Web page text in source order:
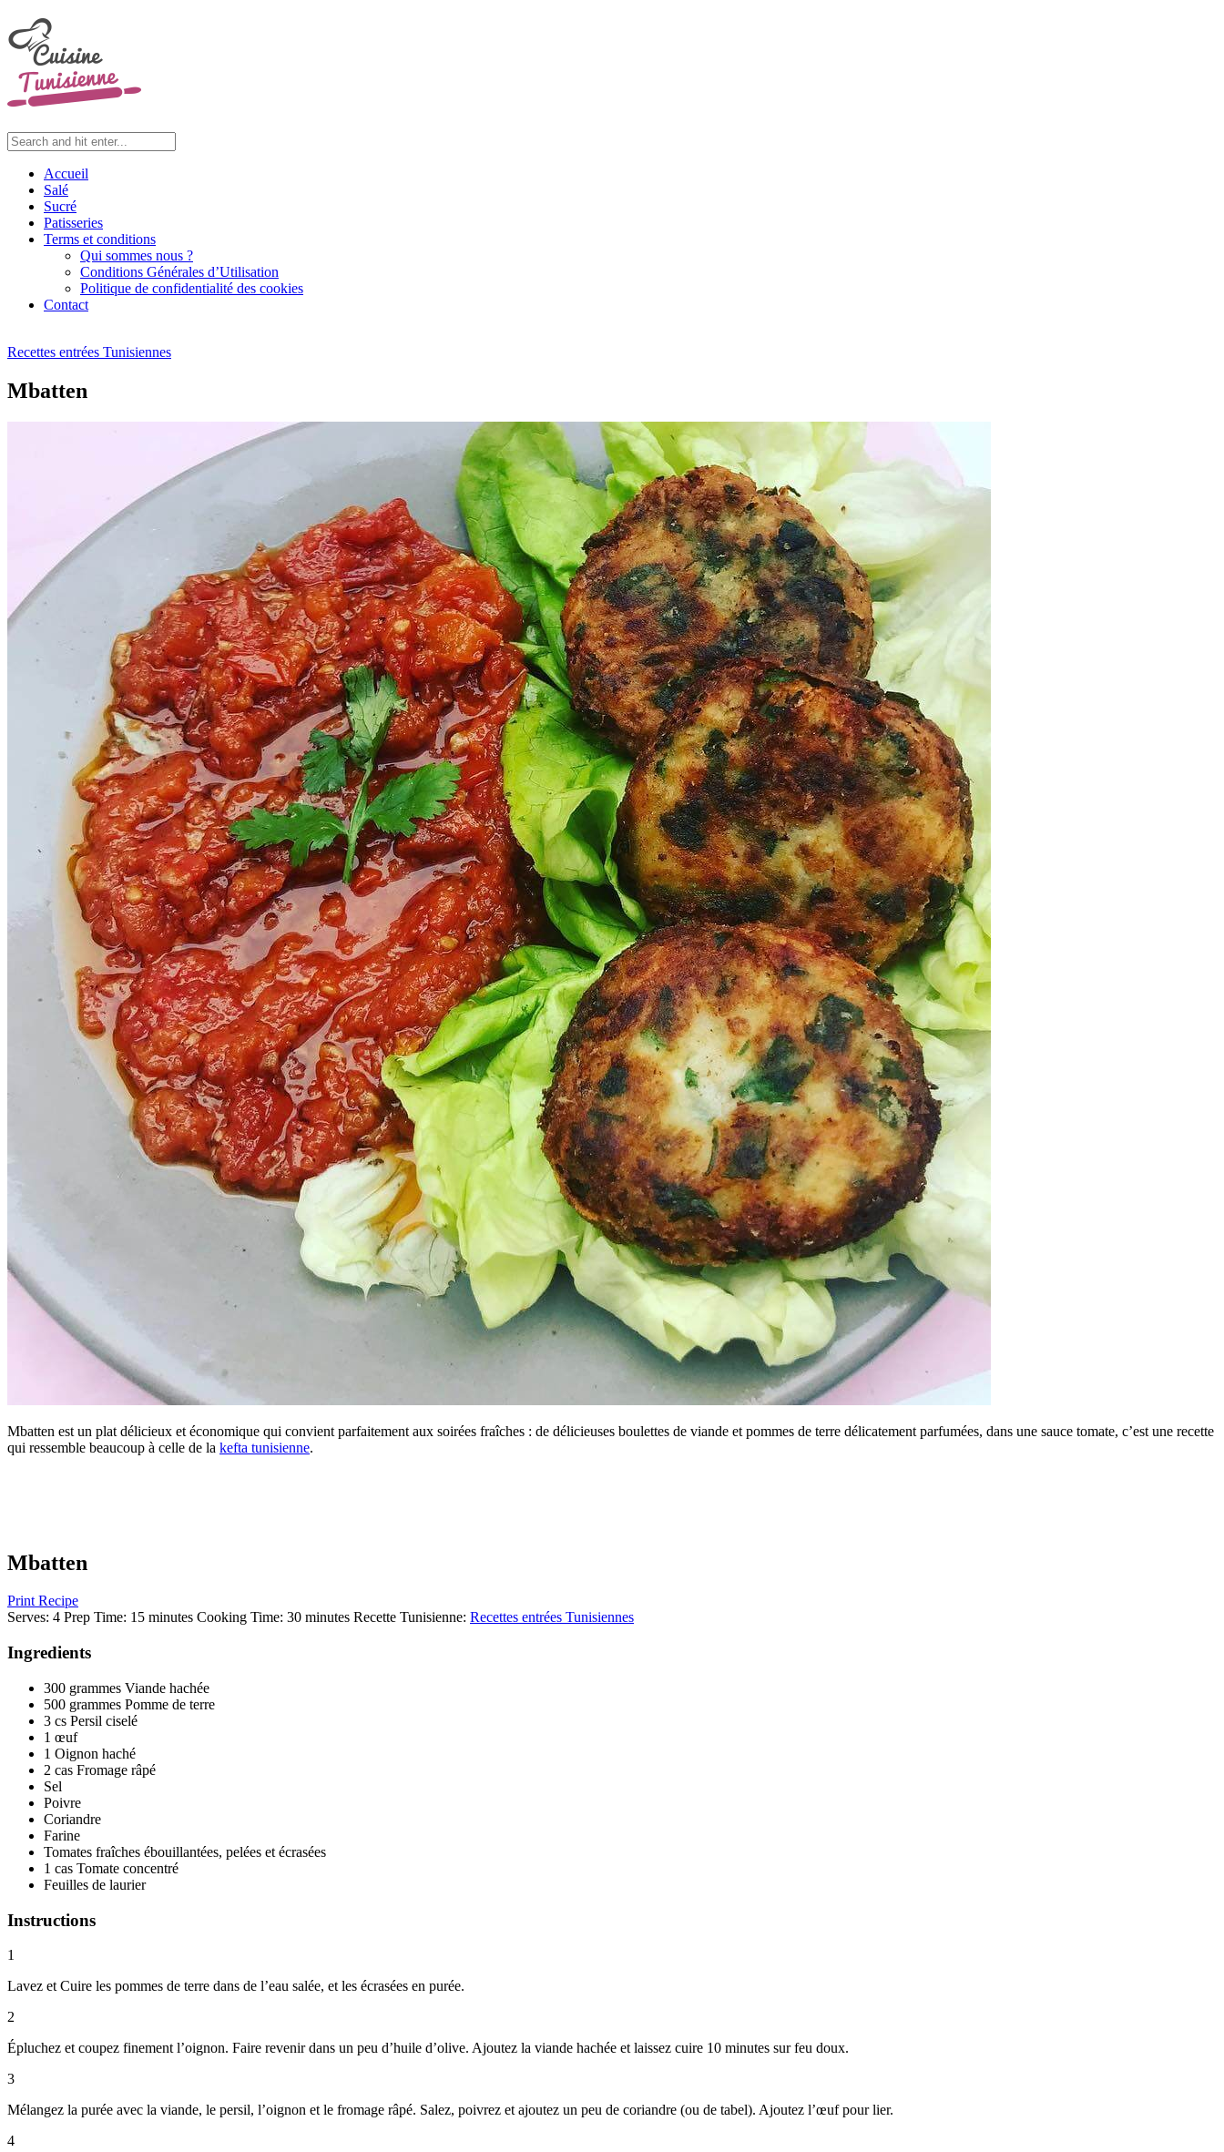
Accueil
Salé
Sucré
Patisseries
Terms et conditions
Qui sommes nous ?
Conditions Générales d’Utilisation
Politique de confidentialité des cookies
Contact
Recettes entrées Tunisiennes
Mbatten
Mbatten est un plat délicieux et économique qui convient parfaitement aux soirées fraîches : de délicieuses boulettes de viande et pommes de terre délicatement parfumées, dans une sauce tomate, c’est une recette
qui ressemble beaucoup à celle de la kefta tunisienne.
Mbatten
Print Recipe
Serves: 4 Prep Time: 15 minutes Cooking Time: 30 minutes Recette Tunisienne: Recettes entrées Tunisiennes
Ingredients
300 grammes Viande hachée
500 grammes Pomme de terre
3 cs Persil ciselé
1 œuf
1 Oignon haché
2 cas Fromage râpé
Sel
Poivre
Coriandre
Farine
Tomates fraîches ébouillantées, pelées et écrasées
1 cas Tomate concentré
Feuilles de laurier
Instructions
1
Lavez et Cuire les pommes de terre dans de l’eau salée, et les écrasées en purée.
2
Épluchez et coupez finement l’oignon. Faire revenir dans un peu d’huile d’olive. Ajoutez la viande hachée et laissez cuire 10 minutes sur feu doux.
3
Mélangez la purée avec la viande, le persil, l’oignon et le fromage râpé. Salez, poivrez et ajoutez un peu de coriandre (ou de tabel). Ajoutez l’œuf pour lier.
4